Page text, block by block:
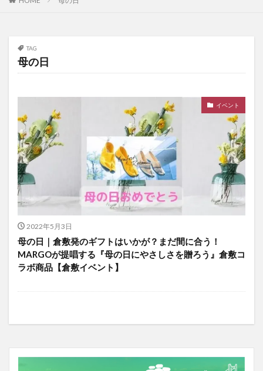
TAG
母の日
イベント
2022年5月3日
母の日｜倉敷発のギフトはいかが？まだ間に合う！
MARGOが提唱する『母の日にやさしさを贈ろう』倉敷コ
ラボ商品【倉敷イベント】